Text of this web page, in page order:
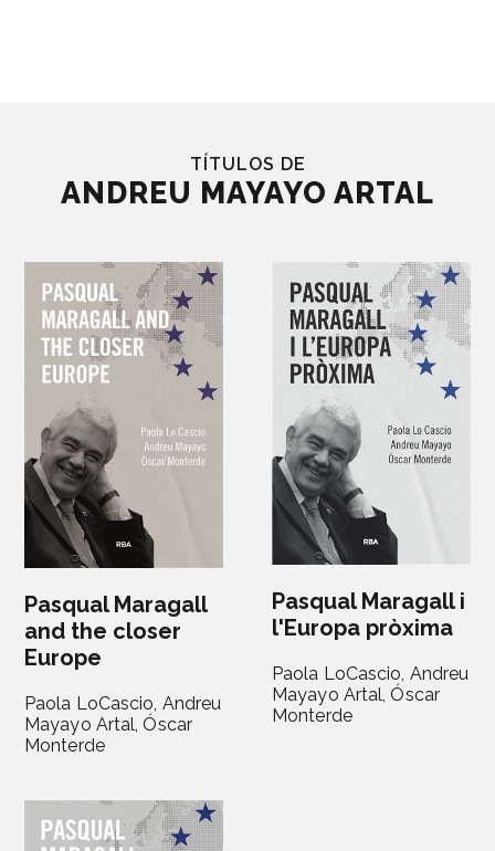
TÍTULOS DE
ANDREU MAYAYO ARTAL
Pasqual Maragall
and the closer
Europe
Paola LoCascio, Andreu
Mayayo Artal, Óscar
Monterde
Pasqual Maragall i
l'Europa pròxima
Paola LoCascio, Andreu
Mayayo Artal, Óscar
Monterde